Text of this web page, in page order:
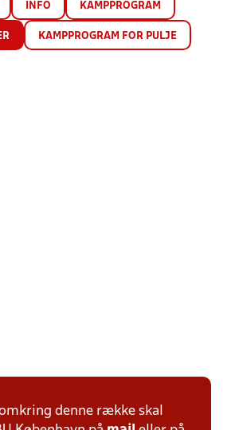
INFO KAMPPROGRAM
KAMPPROGRAM FOR PULJE
denne række skal